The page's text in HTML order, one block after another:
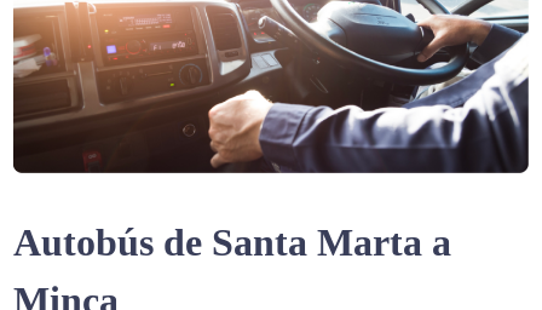
Autobús de Santa Marta a
Minca